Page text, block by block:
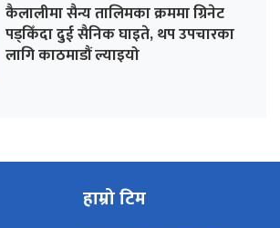
कैलालीमा सैन्य तालिमका क्रममा ग्रिनेट
पड्किँदा दुई सैनिक घाइते, थप उपचारका
लागि काठमाडौं ल्याइयो
हाम्रो टिम